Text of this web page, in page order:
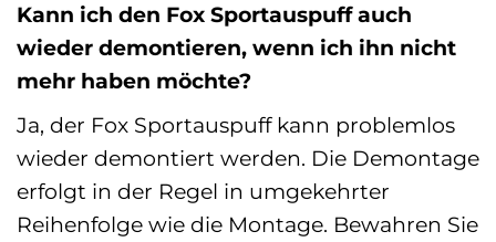
Kann ich den Fox Sportauspuff auch
wieder demontieren, wenn ich ihn nicht
mehr haben möchte?
Ja, der Fox Sportauspuff kann problemlos
wieder demontiert werden. Die Demontage
erfolgt in der Regel in umgekehrter
Reihenfolge wie die Montage. Bewahren Sie